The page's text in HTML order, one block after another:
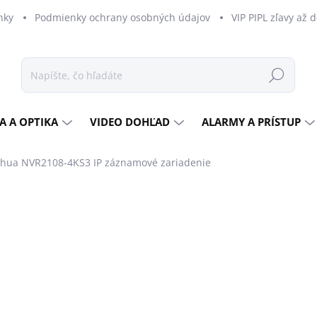
Podmienky ochrany osobných údajov VIP PIPL zľavy až
Hľadať
A OPTIKA VIDEO DOHĽAD ALARMY A PRÍSTUP
NVR2108-4KS3 IP záznamové zariadenie